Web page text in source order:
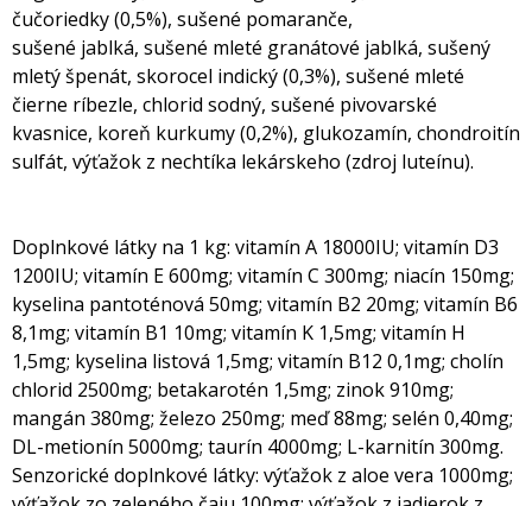
čučoriedky (0,5%), sušené pomaranče,
sušené jablká, sušené mleté granátové jablká, sušený
mletý špenát, skorocel indický (0,3%), sušené mleté
čierne ríbezle, chlorid sodný, sušené pivovarské
kvasnice, koreň kurkumy (0,2%), glukozamín, chondroitín
sulfát, výťažok z nechtíka lekárskeho (zdroj luteínu).
Doplnkové látky na 1 kg: vitamín A 18000IU; vitamín D3
1200IU; vitamín E 600mg; vitamín C 300mg; niacín 150mg;
kyselina pantoténová 50mg; vitamín B2 20mg; vitamín B6
8,1mg; vitamín B1 10mg; vitamín K 1,5mg; vitamín H
1,5mg; kyselina listová 1,5mg; vitamín B12 0,1mg; cholín
chlorid 2500mg; betakarotén 1,5mg; zinok 910mg;
mangán 380mg; železo 250mg; meď 88mg; selén 0,40mg;
DL-metionín 5000mg; taurín 4000mg; L-karnitín 300mg.
Senzorické doplnkové látky: výťažok z aloe vera 1000mg;